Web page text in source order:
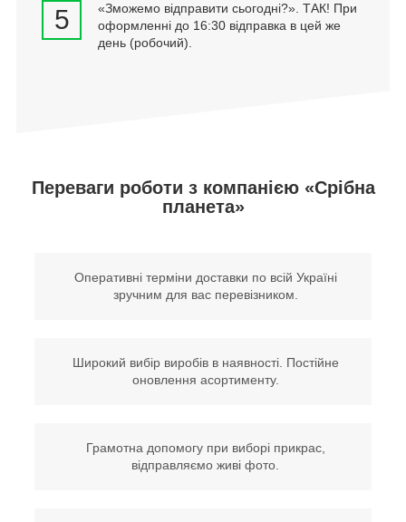
5
«Зможемо відправити сьогодні?». ТАК! При
оформленні до 16:30 відправка в цей же
день (робочий).
Переваги роботи з компанією «Срібна
планета»
Оперативні терміни доставки по всій Україні
зручним для вас перевізником.
Широкий вибір виробів в наявності. Постійне
оновлення асортименту.
Грамотна допомогу при виборі прикрас,
відправляємо живі фото.